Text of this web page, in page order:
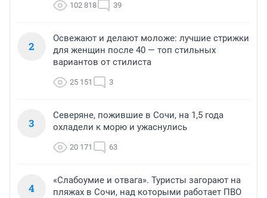
102 818 39
2
Освежают и делают моложе: лучшие стрижки
для женщин после 40 — топ стильных
вариантов от стилиста
25 151 3
3
Северяне, пожившие в Сочи, на 1,5 года
охладели к морю и ужаснулись
20 171 63
4
«Слабоумие и отвага». Туристы загорают на
пляжах в Сочи, над которыми работает ПВО